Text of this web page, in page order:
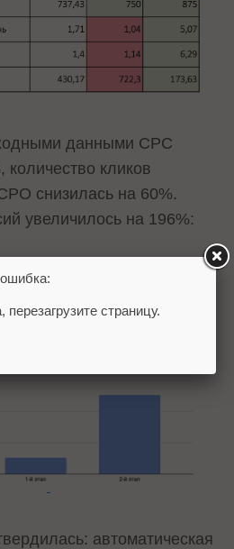
данными CPC
кликов
снизилась на 60%.
увеличилось на 196%:
автоматическая
страницу.